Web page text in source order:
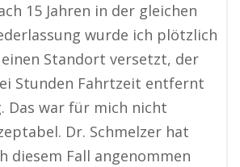
15 Jahren in der gleichen
wurde ich plötzlich
Standort versetzt, der
Stunden Fahrtzeit entfernt
Das war für mich nicht
Dr. Schmelzer hat
diesem Fall angenommen